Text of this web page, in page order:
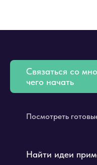
Связаться со
чего начать
Посмотреть
Найти идеи